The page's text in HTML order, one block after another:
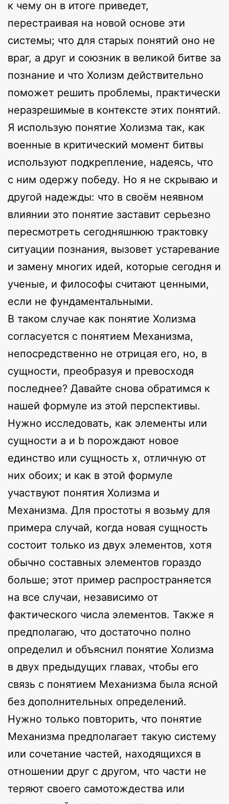
к чему он в итоге приведет,
перестраивая на новой основе эти
системы; что для старых понятий оно не
враг, а друг и союзник в великой битве за
познание и что Холизм действительно
поможет решить проблемы, практически
неразрешимые в контексте этих понятий.
Я использую понятие Холизма так, как
военные в критический момент битвы
используют подкрепление, надеясь, что
с ним одержу победу. Но я не скрываю и
другой надежды: что в своём неявном
влиянии это понятие заставит серьезно
пересмотреть сегодняшнюю трактовку
ситуации познания, вызовет устаревание
и замену многих идей, которые сегодня и
ученые, и философы считают ценными,
если не фундаментальными.
В таком случае как понятие Холизма
согласуется с понятием Механизма,
непосредственно не отрицая его, но, в
сущности, преобразуя и превосходя
последнее? Давайте снова обратимся к
нашей формуле из этой перспективы.
Нужно исследовать, как элементы или
сущности a и b порождают новое
единство или сущность x, отличную от
них обоих; и как в этой формуле
участвуют понятия Холизма и
Механизма. Для простоты я возьму для
примера случай, когда новая сущность
состоит только из двух элементов, хотя
обычно составных элементов гораздо
больше; этот пример распространяется
на все случаи, независимо от
фактического числа элементов. Также я
предполагаю, что достаточно полно
определил и объяснил понятие Холизма
в двух предыдущих главах, чтобы его
связь с понятием Механизма была ясной
без дополнительных определений.
Нужно только повторить, что понятие
Механизма предполагает такую систему
или сочетание частей, находящихся в
отношении друг с другом, что части не
теряют своего самотождества или